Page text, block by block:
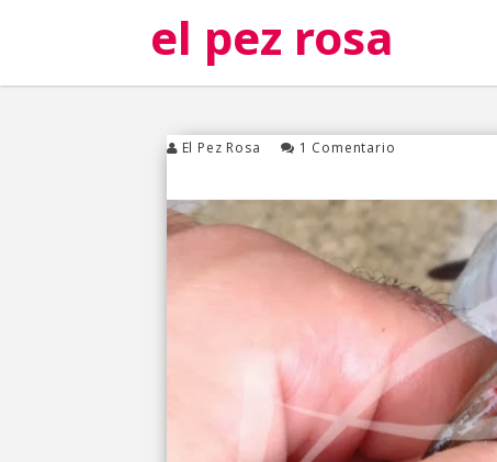
el pez rosa
El Pez Rosa 1 Comentario